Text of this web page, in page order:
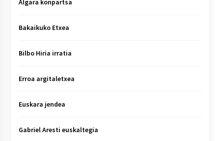
Algara konpartsa
Bakaikuko Etxea
Bilbo Hiria irratia
Erroa argitaletxea
Euskara jendea
Gabriel Aresti euskaltegia